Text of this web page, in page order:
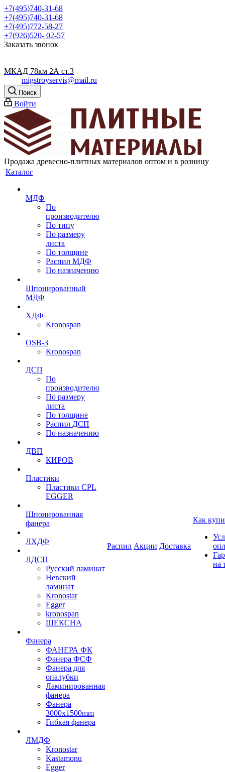
+7(495)740-31-68
+7(495)740-31-68
+7(495)772-58-27
+7(926)520- 02-57
Заказать звонок
МКАД 78км 2А ст.3
migstroyservis@mail.ru
Поиск
Войти
Продажа древесно-плитных материалов оптом и в розницу
Каталог
МДФ
По
производителю
По типу
По размеру
листа
По толщине
Распил МДФ
По назначению
Шпонированный
МДФ
ХДФ
Kronospan
OSB-3
Kronospan
ДСП
По
производителю
По размеру
листа
По толщине
Распил ДСП
По назначению
ДВП
КИРОВ
Пластики
Пластики CPL
EGGER
Шпонированная
фанера
ЛХДФ
ЛДСП
Русский ламинат
Невский
ламинат
Kronostar
Egger
kronospan
ШЕКСНА
Фанера
ФАНЕРА ФК
Фанера ФСФ
Фанера для
опалубки
Ламинированная
фанера
Фанера
3000х1500mm
Гибкая фанера
ЛМДФ
Kronostar
Kastamonu
Egger
Распил Акции Доставка
Как
на